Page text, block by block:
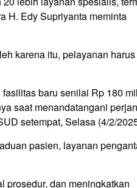
H. Edy Supriyanta meminta
karena itu, pelayanan harus
baru senilai Rp 180
saat menandatangani
setempat, Selasa (4/2/
pasien, layanan
prosedur, dan meningkatkan